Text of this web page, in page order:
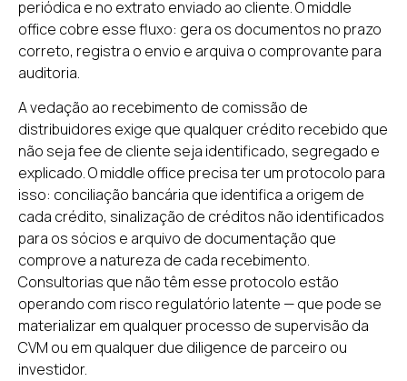
periódica e no extrato enviado ao cliente. O middle
office cobre esse fluxo: gera os documentos no prazo
correto, registra o envio e arquiva o comprovante para
auditoria.
A vedação ao recebimento de comissão de
distribuidores exige que qualquer crédito recebido que
não seja fee de cliente seja identificado, segregado e
explicado. O middle office precisa ter um protocolo para
isso: conciliação bancária que identifica a origem de
cada crédito, sinalização de créditos não identificados
para os sócios e arquivo de documentação que
comprove a natureza de cada recebimento.
Consultorias que não têm esse protocolo estão
operando com risco regulatório latente — que pode se
materializar em qualquer processo de supervisão da
CVM ou em qualquer due diligence de parceiro ou
investidor.